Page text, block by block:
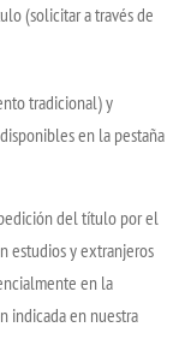
(solicitar a través de
tradicional) y
en la pestaña
del título por el
estudios y extranjeros
en la
indicada en nuestra